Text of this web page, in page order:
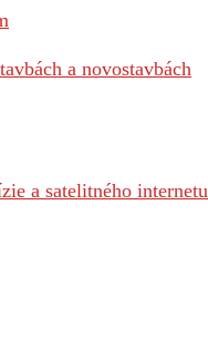
a novostavbách
a satelitného internetu